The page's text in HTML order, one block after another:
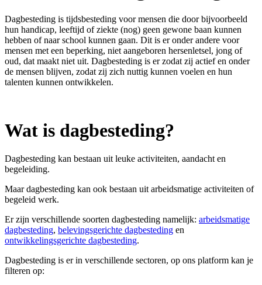
Dagbesteding is tijdsbesteding voormensen die door bijvoorbeeld
hun handicap, leeftijd of ziekte (nog) geen gewone baan kunnen
hebben of naar school kunnen gaan. Dit is er onder andere voor
mensen met een beperking, niet aangeboren hersenletsel, jong of
oud, dat maakt niet uit. Dagbesteding is er zodat zij actief en onder
de mensen blijven, zodat zij zich nuttig kunnen voelen en hun
talenten kunnen ontwikkelen.
Wat is dagbesteding?
Dagbesteding kan bestaan uit leuke activiteiten, aandacht en
begeleiding.
Maar dagbesteding kan ook bestaan uit arbeidsmatige activiteiten of
begeleid werk.
Er zijn verschillende soorten dagbesteding namelijk: arbeidsmatige
dagbesteding, belevingsgerichte dagbesteding en
ontwikkelingsgerichte dagbesteding.
Dagbesteding is er in verschillende sectoren, op ons platform kan je
filteren op: